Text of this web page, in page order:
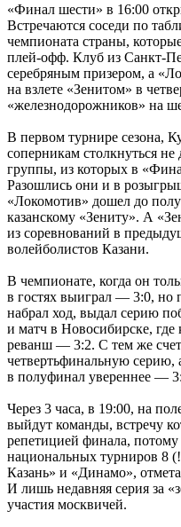
«Финал шести» в 16:00
Встречаются соседи по
чемпионата страны,
плей-офф. Клуб из Санкт-
серебряным призером, а
на взлете «Зенитом» в
«железнодорожников» на
В первом турнире сезона,
соперникам столкнуться
группы, из которых в
Разошлись они и в
«Локомотив» дошел до
казанскому «Зениту». А
из соревнований в
волейболистов Казани.
В чемпионате, когда он
в гостях выиграл — 3:0, но
набрал ход, выдал серию
и матч в Новосибирске,
реванш — 3:2. С тем же
четвертьфинальную
в полуфинал увереннее —
Через 3 часа, в 19:00, на
выйдут команды, встречу
репетицией финала,
национальных турниров 8
Казань» и «Динамо»,
И лишь недавняя серия за
участия москвичей.